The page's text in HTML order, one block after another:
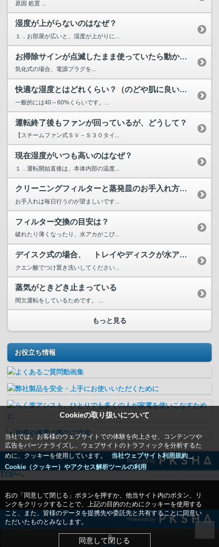
Cookieの取り扱いについて
当社では、お客様のウェブサイトでの体験を向上させ、コンテンツや
広告をパーソナライズし、ウェブサイトのトラフィックを分析するた
めに、クッキーを使用しています。
当社ウェブサイト利用規約＿
Cookie（クッキー）やアクセス解析ツールの利用
右の「同意して閉じる」ボタンを押すか、他当サイト内のボタン、リ
ンクをクリックすることで、上記の目的のためにクッキーを使用する
こと、また、皆様のデータを提携先や委託先と共有することに同意い
ただいたものとみなします。
同意して閉じる
原因 処置 ...
湿度が上がらないのはなぜ？
１．お部屋が広いと、湿度が上がりに...
お掃除サインが点滅したまま使っていたら動かなくなった。
気化式の場合、電源プラグを...
快適な湿度とはどれくらい？（のどや肌に良い湿度）
一般的には40～60%くらいです。...
運転終了後もファンが回っているが、どうして？
【スチームファン式ＳＶ－Ｓ３０タイ...
現在湿度がいつも高いのはなぜ？
１．運転開始直後は、本体内部の温度...
クリーニングフィルターと蒸発皿のお手入れ方法は？
お手入れは毎日行うのが望ましいです...
フィルター交換の目安は？
破れたり薄くなったり、水アカがこび...
デイスク式の場合、 トレイやディスクが水アカで汚れた時のお...
クエン酸でつけ置き洗いしてください...
蒸気がときどき止まっている
間欠運転をしているためです。 ...
もっと見る
お役立ち情報
Powered by
TOPへ
Powered by